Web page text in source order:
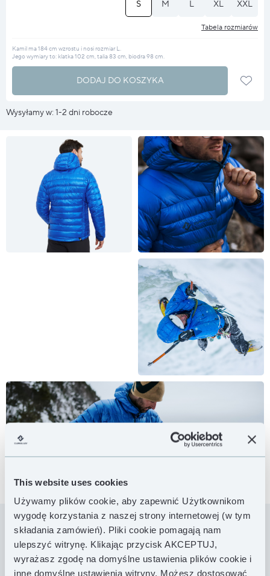
This website uses cookies
Używamy plików cookie, aby zapewnić Użytkownikom
wygodę korzystania z naszej strony internetowej (w tym
składania zamówień). Pliki cookie pomagają nam
ulepszyć witrynę. Klikając przycisk AKCEPTUJ,
wyrażasz zgodę na domyślne ustawienia plików cookie i
inne domyślne ustawienia witryny. Możesz dostosować
XXL
XL
L
M
S
Tabela rozmiarów
Kamil ma 184 cm wzrostu i nosi rozmiar L.
Jego wymiary to: klatka 102 cm, talia 83 cm, biodra 98 cm.
DODAJ DO KOSZYKA
Wysyłamy w: 1-2 dni robocze
Incredilite łączy w sobie nowoczesne materiały ze
wszystkimi cechami klasycznej outdoorowej kurtki